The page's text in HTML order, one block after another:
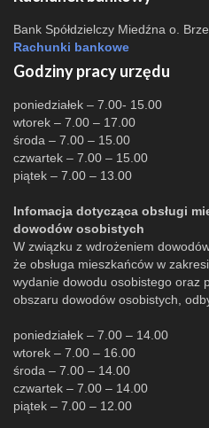
Bank Spółdzielczy Miedźna o.
Rachunki bankowe
Godziny pracy urzędu
poniedziałek – 7.00- 15.00
wtorek – 7.00 – 17.00
środa – 7.00 – 15.00
czwartek – 7.00 – 15.00
piątek – 7.00 – 13.00
Infomacja dotycząca obsługi
dowodów osobistych
W związku z wdrożeniem
że obsługa mieszkańców w
wydanie dowodu osobistego oraz
obszaru dowodów osobistych,
poniedziałek – 7.00 – 14.00
wtorek – 7.00 – 16.00
środa – 7.00 – 14.00
czwartek – 7.00 – 14.00
piątek – 7.00 – 12.00